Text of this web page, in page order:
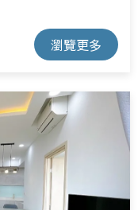
瀏覽更多